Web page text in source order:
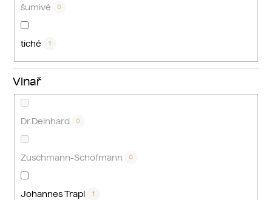
šumivé 0
tiché 1
Vinař
Dr.Deinhard 0
Zuschmann-Schöfmann 0
Johannes Trapl 1